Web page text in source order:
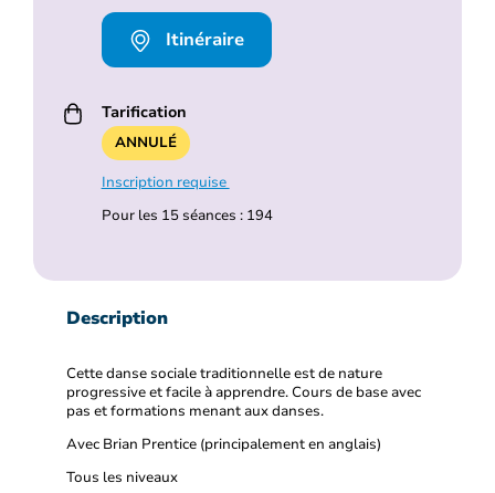
Itinéraire
Tarification
ANNULÉ
Inscription requise
Pour les 15 séances : 194
Description
Cette danse sociale traditionnelle est de nature
progressive et facile à apprendre. Cours de base avec
pas et formations menant aux danses.
Avec Brian Prentice (principalement en anglais)
Tous les niveaux